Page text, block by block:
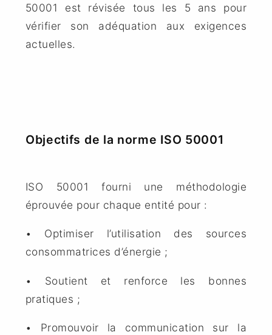
50001 est révisée tous les 5 ans pour
vérifier son adéquation aux exigences
actuelles.
Objectifs de la norme ISO 50001
ISO 50001 fourni une méthodologie
éprouvée pour chaque entité pour :
• Optimiser l’utilisation des sources
consommatrices d’énergie ;
• Soutient et renforce les bonnes
pratiques ;
• Promouvoir la communication sur la